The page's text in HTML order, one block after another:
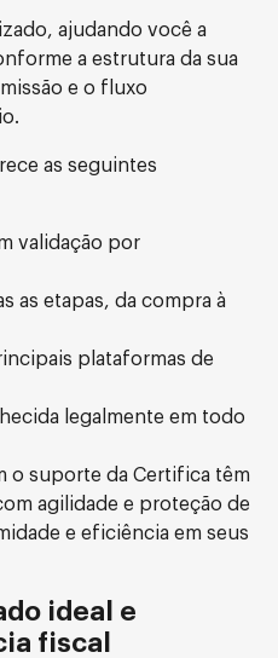
ajudando você a
a estrutura da sua
e o fluxo
as seguintes
validação por
as etapas, da compra à
plataformas de
legalmente em todo
o suporte da Certifica têm
agilidade e proteção de
e eficiência em seus
ideal e
fiscal